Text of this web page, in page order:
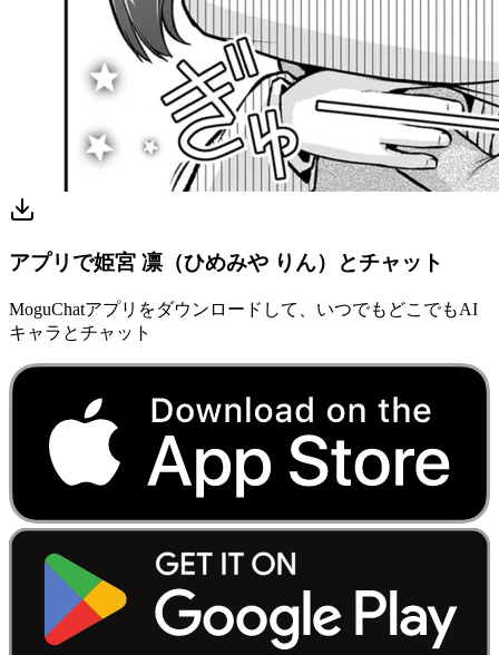
アプリで姫宮 凛（ひめみや りん）とチャット
MoguChatアプリをダウンロードして、いつでもどこでもAI
キャラとチャット